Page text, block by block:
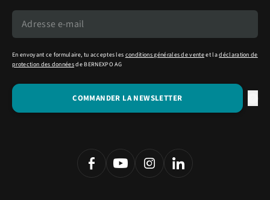
En envoyant ce formulaire, tu acceptes les conditions générales de venteet ladéclaration de
protection des donnéesde BERNEXPO AG